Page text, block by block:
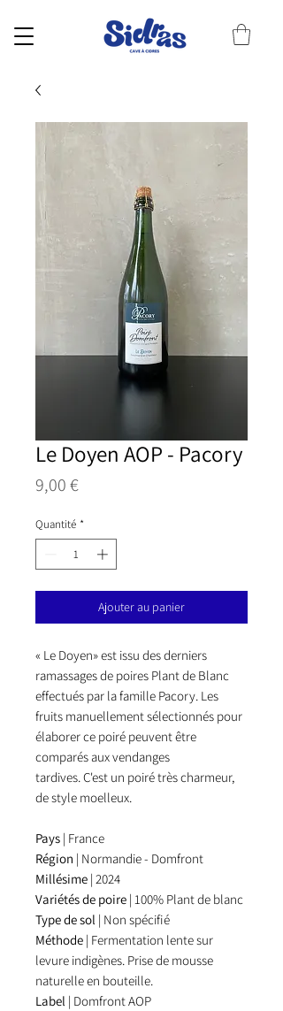
Le Doyen AOP - Pacory
9,00 €Prix
Quantité *
Ajouter au panier
« Le Doyen» est issu des derniers
ramassages de poires Plant de Blanc
effectués par la famille Pacory. Les
fruits manuellement sélectionnés pour
élaborer ce poiré peuvent être
comparés aux vendanges
tardives. C'est un poiré très charmeur,
de style moelleux.
Pays | France
Région | Normandie - Domfront
Millésime | 2024
Variétés de poire | 100% Plant de blanc
Type de sol | Non spécifié
Méthode | Fermentation lente sur
levure indigènes. Prise de mousse
naturelle en bouteille.
Label | Domfront AOP